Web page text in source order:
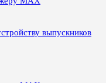
выпускников